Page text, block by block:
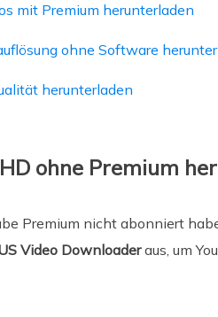
mit Premium herunterladen
ohne Software
herunterladen
ohne Premium
Premium nicht abonniert
Video Downloaderaus, um